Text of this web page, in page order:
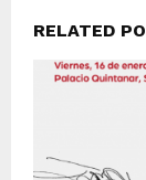
RELATED